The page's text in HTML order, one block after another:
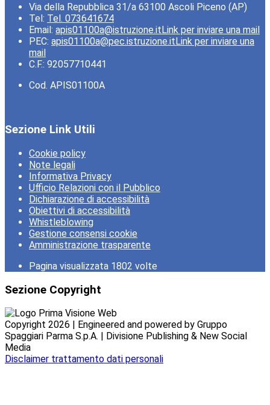
Via della Repubblica 31/a 63100 Ascoli Piceno (AP)
Tel: Tel. 073641674
Email: apis01100a@istruzione.itLink per inviare una mail
PEC: apis01100a@pec.istruzione.itLink per inviare una
mail
C.F.: 92057710441
Cod. APIS01100A
Sezione Link Utili
Cookie policy
Note legali
Informativa Privacy
Ufficio Relazioni con il Pubblico
Dichiarazione di accessibilità
Obiettivi di accessibilità
Whistleblowing
Gestione consensi cookie
Amministrazione trasparente
Pagina visualizzata 1802 volte
Sezione Copyright
Copyright 2026 | Engineered and powered by Gruppo
Spaggiari Parma S.p.A. | Divisione Publishing & New Social
Media
Disclaimer trattamento dati personali